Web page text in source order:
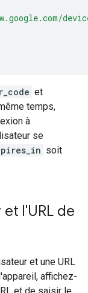
et
temps,
à
se
soit
l'URL de
et une URL
affichez-